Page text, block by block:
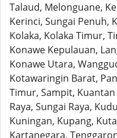
Talaud, Melonguane,
Kerinci, Sungai Penuh,
Kolaka, Kolaka Timur,
Konawe Kepulauan,
Konawe Utara,
Kotawaringin Barat,
Timur, Sampit,
Raya, Sungai Raya,
Kuningan, Kupang,
Kartanegara,